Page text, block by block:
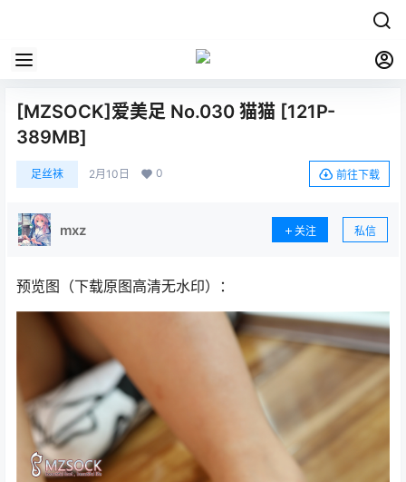
[MZSOCK]爱美足 No.030 猫猫 [121P-
389MB]
足丝袜 2月10日 0 前往下载
mxz 关注 私信
预览图（下载原图高清无水印）：